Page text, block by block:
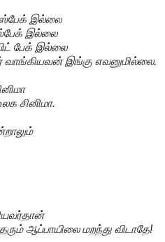
இல்லை
இல்லை
பேக் இல்லை
இங்கு எவனுமில்லை.
சினிமா.
ஆப்பாயிலை மறந்து விடாதே!